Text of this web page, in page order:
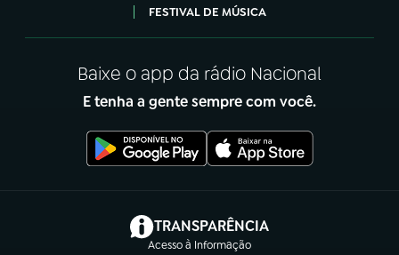
FESTIVAL DE MÚSICA
Baixe o app da rádio Nacional
E tenha a gente sempre com você.
TRANSPARÊNCIA
Acesso à Informação
(abre em nova aba)